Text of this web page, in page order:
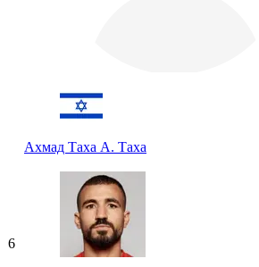
Ахмад Таха А. Таха
6